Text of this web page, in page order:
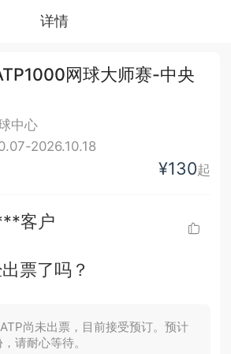
详情
网球大师赛-中央
中心
2026.10.18
¥130起
客户
票了吗？
尚未出票，目前接受预订。预计
请耐心等待。